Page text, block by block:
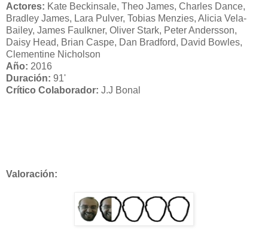
Actores: Kate Beckinsale, Theo James, Charles Dance,
Bradley James, Lara Pulver, Tobias Menzies, Alicia Vela-
Bailey, James Faulkner, Oliver Stark, Peter Andersson,
Daisy Head, Brian Caspe, Dan Bradford, David Bowles,
Clementine Nicholson
Año: 2016
Duración: 91'
Crítico Colaborador: J.J Bonal
Valoración: